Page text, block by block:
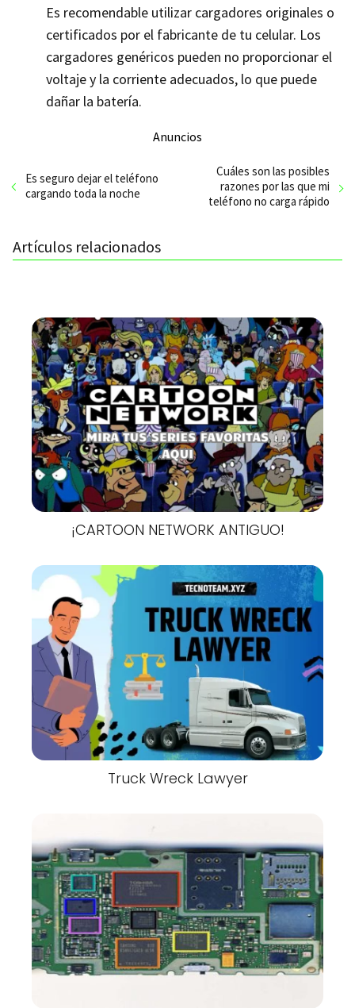
Es recomendable utilizar cargadores originales o
certificados por el fabricante de tu celular. Los
cargadores genéricos pueden no proporcionar el
voltaje y la corriente adecuados, lo que puede
dañar la batería.
Anuncios
Es seguro dejar el teléfono
cargando toda la noche
Cuáles son las posibles
razones por las que mi
teléfono no carga rápido
Artículos relacionados
¡CARTOON NETWORK ANTIGUO!
Truck Wreck Lawyer